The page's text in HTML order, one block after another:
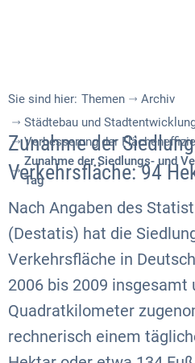
Sie sind hier: Themen
Archiv
Städtebau und
Verbesserung der
Zunahme der Siedlungs- und
Tag
Zunahme der
Verkehrsfläche: 94
Nach Angaben des
(Destatis) hat die
Verkehrsfläche in
2006 bis 2009 insgesamt
Quadratkilometer
rechnerisch einem